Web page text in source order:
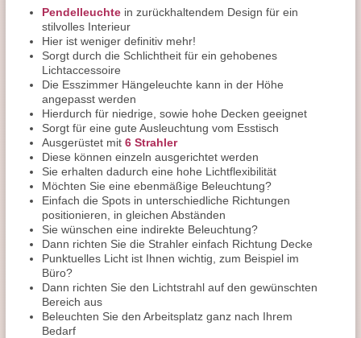
Pendelleuchte in zurückhaltendem Design für ein
stilvolles Interieur
Hier ist weniger definitiv mehr!
Sorgt durch die Schlichtheit für ein gehobenes
Lichtaccessoire
Die Esszimmer Hängeleuchte kann in der Höhe
angepasst werden
Hierdurch für niedrige, sowie hohe Decken geeignet
Sorgt für eine gute Ausleuchtung vom Esstisch
Ausgerüstet mit 6 Strahler
Diese können einzeln ausgerichtet werden
Sie erhalten dadurch eine hohe Lichtflexibilität
Möchten Sie eine ebenmäßige Beleuchtung?
Einfach die Spots in unterschiedliche Richtungen
positionieren, in gleichen Abständen
Sie wünschen eine indirekte Beleuchtung?
Dann richten Sie die Strahler einfach Richtung Decke
Punktuelles Licht ist Ihnen wichtig, zum Beispiel im
Büro?
Dann richten Sie den Lichtstrahl auf den gewünschten
Bereich aus
Beleuchten Sie den Arbeitsplatz ganz nach Ihrem
Bedarf